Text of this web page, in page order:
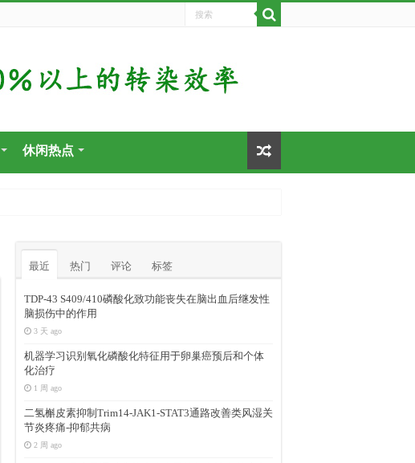
休闲热点
最近 热门 评论 标签
TDP-43 S409/410磷酸化致功能丧失在脑出血后继发性
脑损伤中的作用
3 天 ago
机器学习识别氧化磷酸化特征用于卵巢癌预后和个体
化治疗
1 周 ago
二氢槲皮素抑制Trim14-JAK1-STAT3通路改善类风湿关
节炎疼痛-抑郁共病
2 周 ago